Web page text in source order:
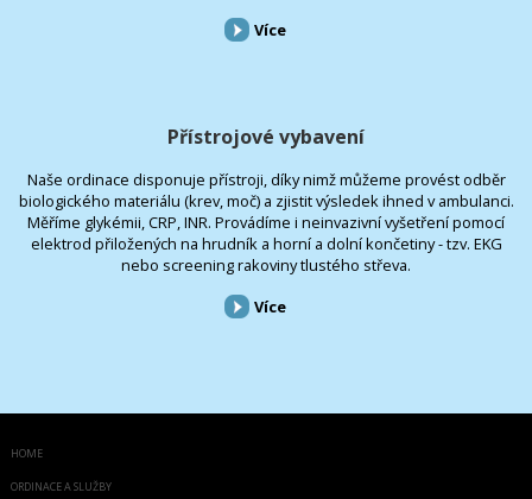
Více
Přístrojové vybavení
Naše ordinace disponuje přístroji, díky nimž můžeme provést odběr
biologického materiálu (krev, moč) a zjistit výsledek ihned v ambulanci.
Měříme glykémii, CRP, INR. Provádíme i neinvazivní vyšetření pomocí
elektrod přiložených na hrudník a horní a dolní končetiny - tzv. EKG
nebo screening rakoviny tlustého střeva.
Více
HOME
ORDINACE A SLUŽBY